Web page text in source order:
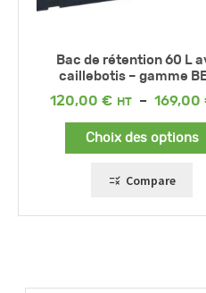
Bac de rétention 60 L
caillebotis – gamme
120,00 € – 169,00
Choix des options
Compare